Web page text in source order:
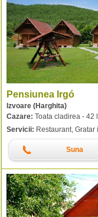
Pensiunea Irgó
Izvoare (Harghita)
Cazare: Toata cladirea - 42
Servicii: Restaurant,
Suna